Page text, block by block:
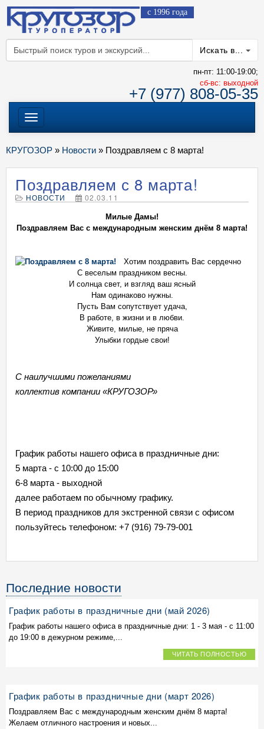
с 1996 года
Искать в...
пн-пт: 11:00-19:00;
cб-вс: выходной
+7 (977) 808-05-35
Меню
КРУГОЗОР » Новости » Поздравляем с 8 марта!
Поздравляем с 8 марта!
НОВОСТИ 02.03.11
Милые Дамы!
Поздравляем Вас с международным женским днём 8 марта!
Хотим поздравить Вас сердечно
С веселым праздником весны.
И солнца свет, и взгляд ваш ясный
Нам одинаково нужны.
Пусть Вам сопутствует удача,
В работе, в жизни и в любви.
Живите, милые, не пряча
Улыбки гордые свои!
С наилучшими пожеланиями
коллектив компании «КРУГОЗОР»
График работы нашего офиса в праздничные дни:
5 марта - с 10:00 до 15:00
6-8 марта - выходной
далее работаем по обычному графику.
В период праздников для экстренной связи с офисом
пользуйтесь телефоном: +7 (916) 79-79-001
Последние новости
График работы в праздничные дни (май 2026)
График работы нашего офиса в праздничные дни: 1 - 3 мая - с 11:00
до 19:00 в дежурном режиме,...
ЧИТАТЬ ПОЛНОСТЬЮ
График работы в праздничные дни (март 2026)
Поздравляем Вас с международным женским днём 8 марта!
Желаем отличного настроения и новых...